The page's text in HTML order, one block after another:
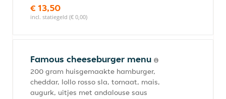
€ 13,50
incl. statiegeld (€ 0,00)
Famous cheeseburger menu
200 gram huisgemaakte hamburger,
cheddar, lollo rosso sla, tomaat, mais,
augurk, uitjes met andalouse saus